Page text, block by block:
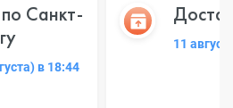
Санкт-
в 18:44
11